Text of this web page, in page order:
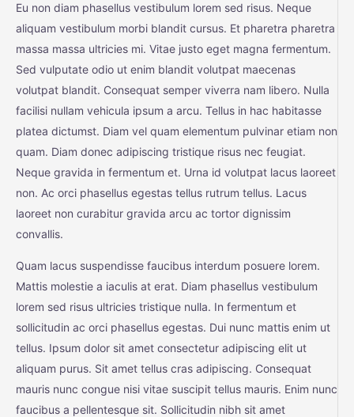
Eu non diam phasellus vestibulum lorem sed risus. Neque
aliquam vestibulum morbi blandit cursus. Et pharetra pharetra
massa massa ultricies mi. Vitae justo eget magna fermentum.
Sed vulputate odio ut enim blandit volutpat maecenas
volutpat blandit. Consequat semper viverra nam libero. Nulla
facilisi nullam vehicula ipsum a arcu. Tellus in hac habitasse
platea dictumst. Diam vel quam elementum pulvinar etiam non
quam. Diam donec adipiscing tristique risus nec feugiat.
Neque gravida in fermentum et. Urna id volutpat lacus laoreet
non. Ac orci phasellus egestas tellus rutrum tellus. Lacus
laoreet non curabitur gravida arcu ac tortor dignissim
convallis.
Quam lacus suspendisse faucibus interdum posuere lorem.
Mattis molestie a iaculis at erat. Diam phasellus vestibulum
lorem sed risus ultricies tristique nulla. In fermentum et
sollicitudin ac orci phasellus egestas. Dui nunc mattis enim ut
tellus. Ipsum dolor sit amet consectetur adipiscing elit ut
aliquam purus. Sit amet tellus cras adipiscing. Consequat
mauris nunc congue nisi vitae suscipit tellus mauris. Enim nunc
faucibus a pellentesque sit. Sollicitudin nibh sit amet